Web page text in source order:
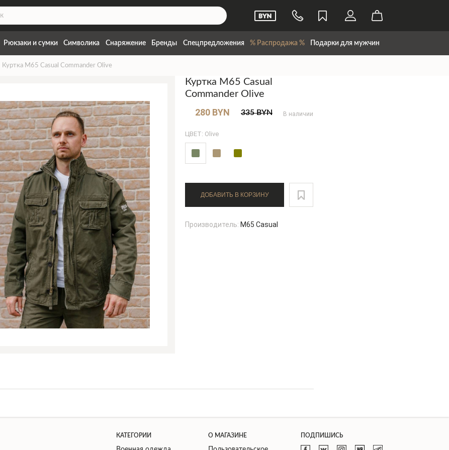
Рюкзаки и сумки Символика Снаряжение Бренды Спецпредложения % Распродажа % Подарки для мужчин
Куртка M65 Casual Commander Olive
Куртка M65 Casual
Commander Olive
280 BYN 335 BYN В наличии
ЦВЕТ: Olive
ДОБАВИТЬ В КОРЗИНУ
Производитель: M65 Casual
КАТЕГОРИИ О МАГАЗИНЕ ПОДПИШИСЬ